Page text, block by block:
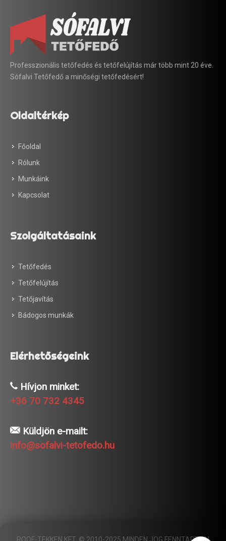
Professzionális tetőfedés és tetőfelújítás már több mint 20 éve.
Sófalvi Tetőfedő a minőségi tetőfedésért!
Oldaltérkép
Főoldal
Rólunk
Munkáink
Kapcsolat
Szolgáltatásaink
Tetőfedés
Tetőfelújítás
Tetőjavítás
Bádogos munkák
Elérhetőségeink
Hívjon minket:
+36 70 732 4345
Küldjön e-mailt:
info@sofalvi-tetofedo.hu